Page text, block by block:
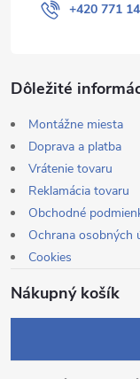
+420 771
Dôležité
Montážne miesta
Doprava a platba
Vrátenie tovaru
Reklamácia tovaru
Obchodné
Ochrana osobných
Cookies
Nákupný košík